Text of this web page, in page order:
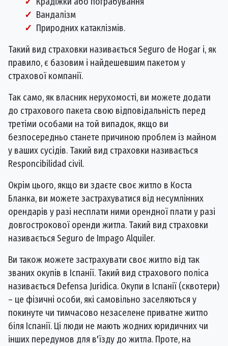
Вандалізм
Природних катаклізмів.
Такий вид страховки називається Seguro de Hogar і, як
правило, є базовим і найдешевшим пакетом у
страхової компанії.
Так само, як власник нерухомості, ви можете додати
до страхового пакета свою відповідальність перед
третіми особами на той випадок, якщо ви
безпосередньо станете причиною проблем із майном
у ваших сусідів. Такий вид страховки називається
Responcibilidad civil.
Окрім цього, якщо ви здаєте своє житло в Коста
Бланка, ви можете застрахуватися від несумлінних
орендарів у разі несплати ними орендної плати у разі
довгострокової оренди житла. Такий вид страховки
називається Seguro de Impago Alquiler.
Ви також можете застрахувати своє житло від так
званих окупів в Іспанії. Такий вид страхового поліса
називається Defensa Juridica. Окупи в Іспанії (сквотери)
– це фізичні особи, які самовільно заселяються у
покинуте чи тимчасово незаселене приватне житло
біля Іспанії. Ці люди не мають жодних юридичних чи
інших передумов для в'їзду до житла. Проте, на